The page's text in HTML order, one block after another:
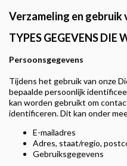
Verzameling en
TYPES GEGEVENS DIE
Persoonsgegevens
Tijdens het gebruik van onze
bepaalde persoonlijk
kan worden gebruikt om
identificeren. Dit kan onder
E-mailadres
Adres, staat/regio,
Gebruiksgegevens